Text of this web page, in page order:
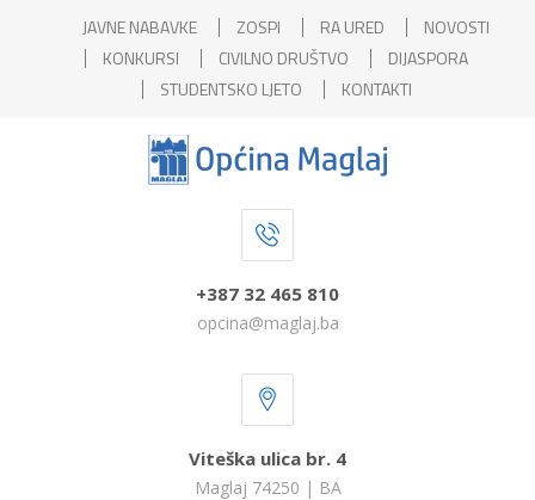
JAVNE NABAVKE ZOSPI RA URED
NOVOSTI
KONKURSI
CIVILNO DRUŠTVO
DIJASPORA
STUDENTSKO LJETO
KONTAKTI
+387 32 465 810
opcina@maglaj.ba
Viteška ulica br. 4
Maglaj 74250 | BA